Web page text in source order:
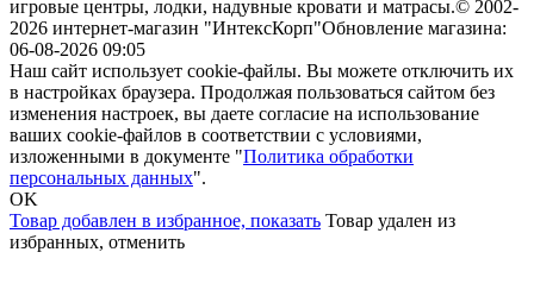
игровые центры, лодки, надувные кровати и матрасы.© 2002-
2026 интернет-магазин "ИнтексКорп"Обновление магазина:
06-08-2026 09:05
Наш сайт использует cookie-файлы. Вы можете отключить их
в настройках браузера. Продолжая пользоваться сайтом без
изменения настроек, вы даете согласие на использование
ваших cookie-файлов в соответствии с условиями,
изложенными в документе "Политика обработки
персональных данных".
OK
Товар добавлен в избранное, показать Товар удален из
избранных, отменить